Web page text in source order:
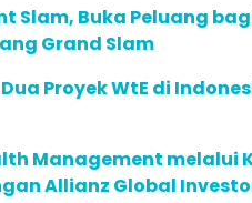
Slam, Buka Peluang
Grand Slam
Dua Proyek WtE di
Management melalui
Allianz Global